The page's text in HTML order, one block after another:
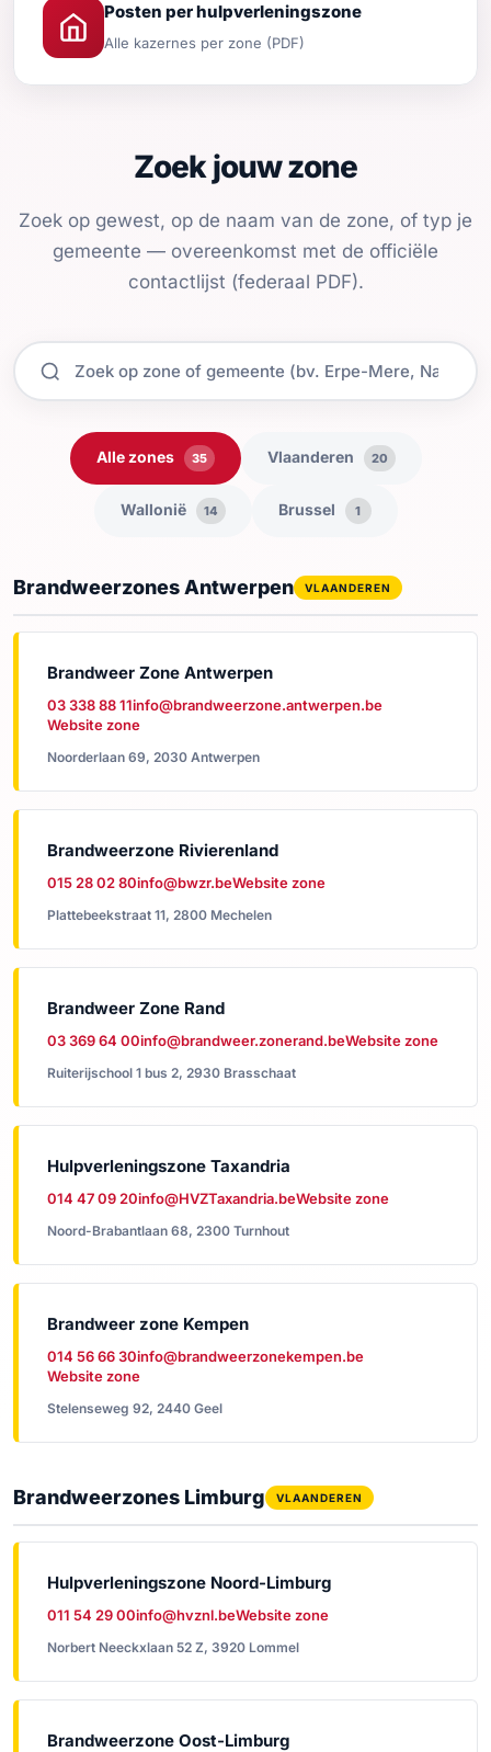
Posten per hulpverleningszone
Alle kazernes per zone (PDF)
Zoek jouw zone
Zoek op gewest, op de naam van de zone, of typ je
gemeente — overeenkomst met de officiële
contactlijst (federaal PDF).
Alle zones 35 Vlaanderen 20
Wallonië 14 Brussel 1
Brandweerzones Antwerpen VLAANDEREN
Brandweer Zone Antwerpen
03 338 88 11info@brandweerzone.antwerpen.be
Website zone
Noorderlaan 69, 2030 Antwerpen
Brandweerzone Rivierenland
015 28 02 80info@bwzr.beWebsite zone
Plattebeekstraat 11, 2800 Mechelen
Brandweer Zone Rand
03 369 64 00info@brandweer.zonerand.beWebsite zone
Ruiterijschool 1 bus 2, 2930 Brasschaat
Hulpverleningszone Taxandria
014 47 09 20info@HVZTaxandria.beWebsite zone
Noord-Brabantlaan 68, 2300 Turnhout
Brandweer zone Kempen
014 56 66 30info@brandweerzonekempen.be
Website zone
Stelenseweg 92, 2440 Geel
Brandweerzones Limburg VLAANDEREN
Hulpverleningszone Noord-Limburg
011 54 29 00info@hvznl.beWebsite zone
Norbert Neeckxlaan 52 Z, 3920 Lommel
Brandweerzone Oost-Limburg